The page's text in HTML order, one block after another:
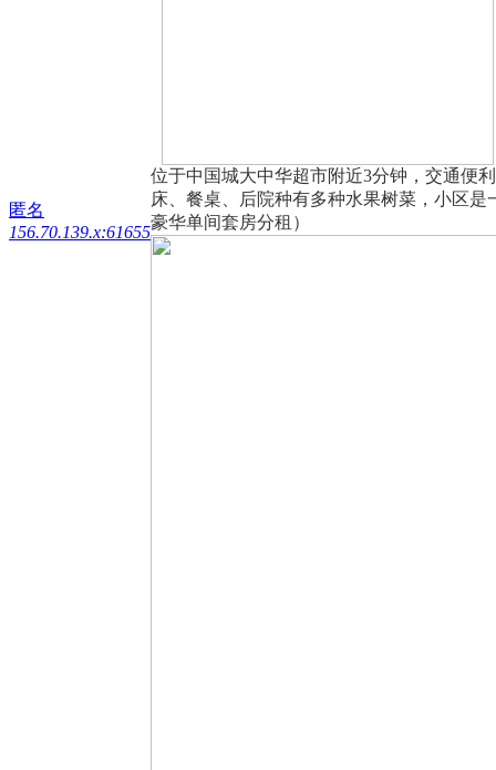
匿名
156.70.139.x:61655
位于中国城大中华超市附近3分钟，交通便
床、餐桌、后院种有多种水果树菜，小区是
豪华单间套房分租）